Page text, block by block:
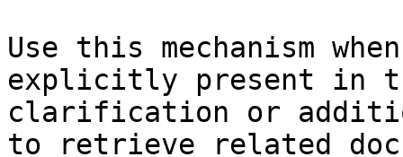
Use this mechanism
explicitly present in
clarification or